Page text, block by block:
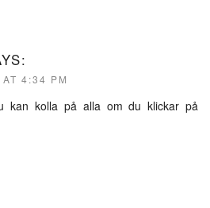
4:34 PM
kan kolla på alla om du klickar på